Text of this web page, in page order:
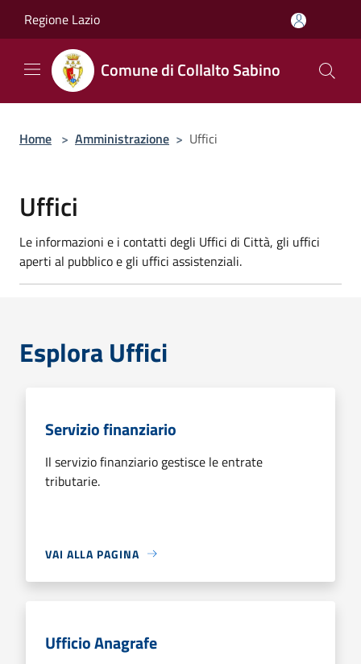
Regione Lazio
Comune di Collalto Sabino
Home > Amministrazione > Uffici
Uffici
Le informazioni e i contatti degli Uffici di Città, gli uffici
aperti al pubblico e gli uffici assistenziali.
Esplora Uffici
Servizio finanziario
Il servizio finanziario gestisce le entrate
tributarie.
VAI ALLA PAGINA
Ufficio Anagrafe